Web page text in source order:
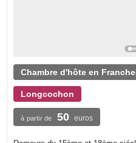
Chambre d'hôte en
Longcochon
à partir de 50 euros